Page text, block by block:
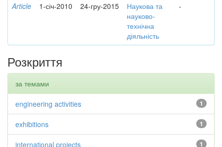
Article 1-січ-2010 24-гру-2015
Наукова та
науково-
технічна
діяльність
-
Розкриття
за темами
1
engineering activities
1
exhibitions
1
international projects